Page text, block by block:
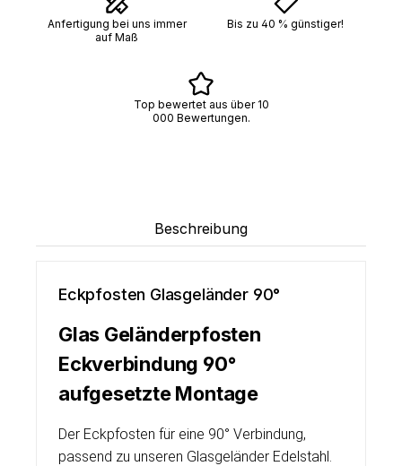
Anfertigung bei uns immer
auf Maß
Bis zu 40 % günstiger!
Top bewertet aus über 10
000 Bewertungen.
Beschreibung
Eckpfosten Glasgeländer 90°
Glas Geländerpfosten
Eckverbindung 90°
aufgesetzte Montage
Der Eckpfosten für eine 90° Verbindung,
passend zu unseren Glasgeländer Edelstahl.